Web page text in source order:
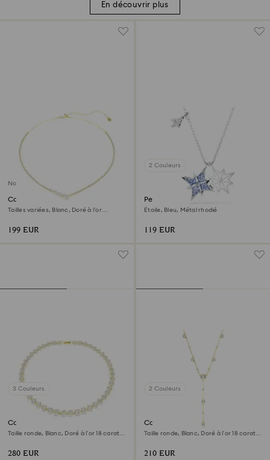
En découvrir plus
Nouveau
Collier Mesmera
Tailles variées, Blanc, Doré à l’or
199 EUR
2 Couleurs
Pendentif Symbolica
Étoile, Bleu, Métal rhodié
119 EUR
3 Couleurs
Collier Una Angelic
Taille ronde, Blanc, Doré à l’or 18 carats
280 EUR
2 Couleurs
Collier en Y Imber
Taille ronde, Blanc, Doré à l’or 18 carats
210 EUR